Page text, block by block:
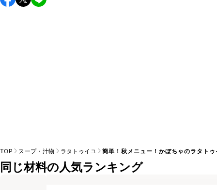
し上がりください。
TOP スープ・汁物 ラタトゥイユ 簡単！秋メニュー！かぼちゃのラタトゥ
同じ材料の人気ランキング